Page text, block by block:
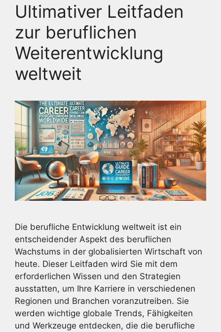
Ultimativer Leitfaden
zur beruflichen
Weiterentwicklung
weltweit
Die berufliche Entwicklung weltweit ist ein
entscheidender Aspekt des beruflichen
Wachstums in der globalisierten Wirtschaft von
heute. Dieser Leitfaden wird Sie mit dem
erforderlichen Wissen und den Strategien
ausstatten, um Ihre Karriere in verschiedenen
Regionen und Branchen voranzutreiben. Sie
werden wichtige globale Trends, Fähigkeiten
und Werkzeuge entdecken, die die berufliche